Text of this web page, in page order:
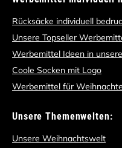
Rücksäcke individuell
Unsere Topseller
Werbemittel Ideen in
Coole Socken mit Logo
Werbemittel für
Unsere Themenwelten:
Unsere Weihnachtswelt